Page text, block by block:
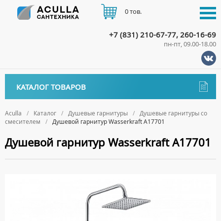
Aculla Каталог Душевые гарнитуры
Душевые гарнитуры со
смесителем
Душевой гарнитур Wasserkraft A17701
Душевой гарнитур Wasserkraft A17701
КАТАЛОГ ТОВАРОВ
ДЕРЖАТЕЛИ
ДИСПЕНСЕРЫ
Биде
НАПОЛЬНЫЕ БИДЕ
ПОДВЕСНЫЕ БИДЕ
Ванны
АКРИЛОВЫЕ ВАННЫ
ОТДЕЛЬНОСТОЯЩИЕ ВАННЫ
ВОДОНАГРЕВАТЕЛИ КОМБИНИРОВАННОГО НАГРЕВА
ВОДОНАГРЕВАТЕЛИ КОСВЕННОГО НАГРЕВА
+7 (831) 210-67-77, 260-16-69
пн-пт, 09.00-18.00
0 тов.
ДОСТАВКА
ОПЛАТА